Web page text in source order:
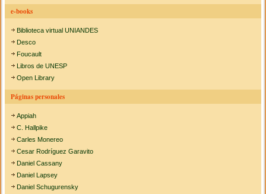
e-books
Biblioteca virtual UNIANDES
Desco
Foucault
Libros de UNESP
Open Library
Páginas personales
Appiah
C. Hallpike
Carles Monereo
Cesar Rodríguez Garavito
Daniel Cassany
Daniel Lapsey
Daniel Schugurensky